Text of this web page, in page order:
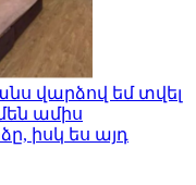
վարձով եմ տվել
ամիս
իսկ ես այդ